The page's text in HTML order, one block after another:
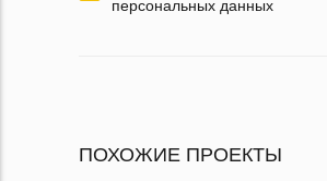
персональных данных
ПОХОЖИЕ ПРОЕКТЫ